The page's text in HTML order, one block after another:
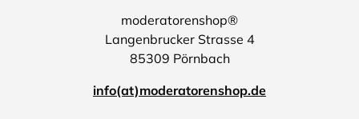
moderatorenshop®
Langenbrucker Strasse 4
85309 Pörnbach
info(at)moderatorenshop.de